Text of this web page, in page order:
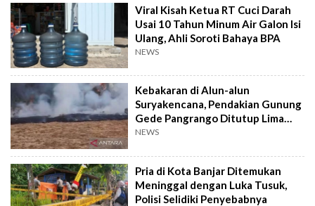
Viral Kisah Ketua RT Cuci Darah
Usai 10 Tahun Minum Air Galon Isi
Ulang, Ahli Soroti Bahaya BPA
NEWS
Kebakaran di Alun-alun
Suryakencana, Pendakian Gunung
Gede Pangrango Ditutup Lima
Hari
NEWS
Pria di Kota Banjar Ditemukan
Meninggal dengan Luka Tusuk,
Polisi Selidiki Penyebabnya